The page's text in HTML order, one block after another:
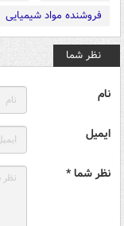
فروشنده مواد شیمیایی
نظر شما
نام
ایمیل
نظر شما *